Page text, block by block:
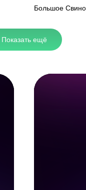
Большое
Показать ещё